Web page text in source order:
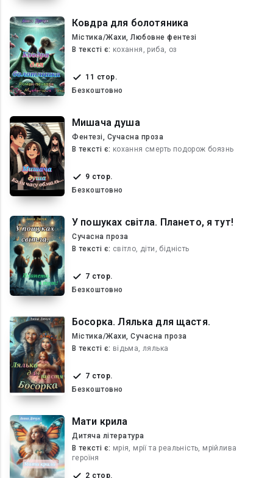
Ковдра для болотяника
Містика/Жахи, Любовне фентезі
В текcті є: кохання, риба, оз
11 стор.
Безкоштовно
Мишача душа
Фентезі, Сучасна проза
В текcті є: кохання смерть подорож боязнь
9 стор.
Безкоштовно
У пошуках світла. Плането, я тут!
Сучасна проза
В текcті є: світло, діти, бідність
7 стор.
Безкоштовно
Босорка. Лялька для щастя.
Містика/Жахи, Сучасна проза
В текcті є: відьма, лялька
7 стор.
Безкоштовно
Мати крила
Дитяча література
В текcті є: мрія, мрії та реальність, мрійлива
героїня
2 стор.